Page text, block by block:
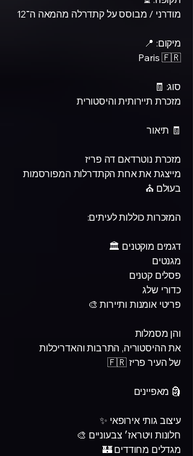
מודרני / מבוסס על קתדרלה מהמאה ה־12
מיקום: 📍
Paris 🇫🇷
סוג: 🧾
מזכרת תיירותית והיסטורית
🧾 תיאור
מזכרת נוטרדאם דה פריז
מייצגת את אחת הקתדרלות המפורסמות
בעולם ⛪
המזכרות כוללות לעיתים:
דגמים מוקטנים 🏛️
מגנטים
פסלים קטנים
כדורי שלג
פריטי אומנות ותיירות 🎨
והן מסמלות
את ההיסטוריה, התרבות והאדריכלות
של העיר פריז 🇫🇷
🗿 מאפיינים
עיצוב גותי אירופאי ✨
חלונות ויטראז׳ צבעוניים 🎨
מגדלים מחודדים 🏰